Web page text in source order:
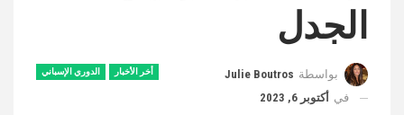
الجدل
أخر الأخبار الدوري الإسباني بواسطة Julie Boutros
في أكتوبر 6, 2023